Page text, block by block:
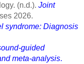
(n.d.). Joint
2026.
syndrome: Diagnosis
guided
meta-analysis.